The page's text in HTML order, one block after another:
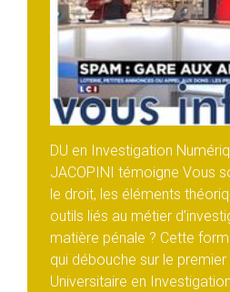
DU en Investigation
JACOPINI témoigne Vous
le droit, les éléments
outils liés au métier
matière pénale ? Cette
qui débouche sur le
Universitaire en